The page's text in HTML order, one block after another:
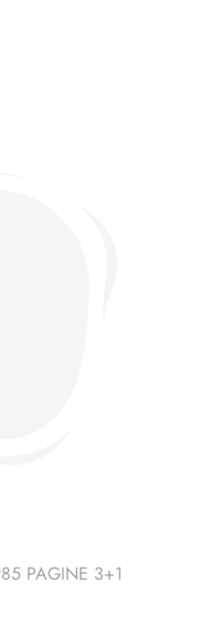
PAGINE 3+1